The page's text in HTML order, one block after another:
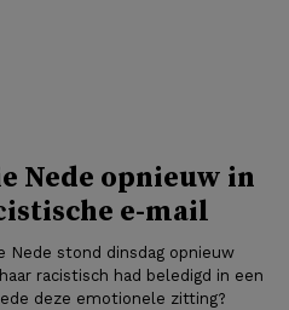
Nede opnieuw in
e-mail
Nede stond dinsdag opnieuw
racistisch had beledigd in een
deze emotionele zitting?